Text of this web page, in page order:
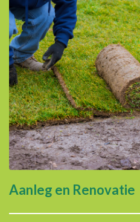
Aanleg en Renovatie